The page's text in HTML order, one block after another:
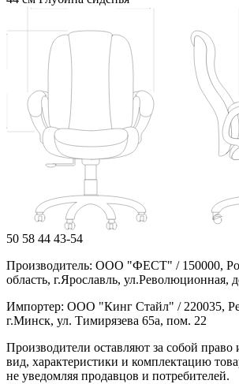
50 58 44 43-54
Производитель: ООО "ФЕСТ" / 150000,
область, г.Ярославль, ул.Революционная,
Импортер: ООО "Кинг Стайл" / 220035,
г.Минск, ул. Тимирязева 65а, пом. 22
Производители оставляют за собой
вид, характеристики и комплектацию
не уведомляя продавцов и потребителей.